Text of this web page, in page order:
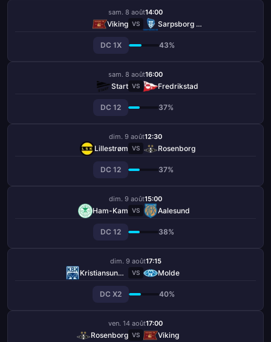
sam. 8 août14:00
Viking VS Sarpsborg 08 FF
DC 1X 43%
sam. 8 août16:00
Start VS Fredrikstad
DC 12 37%
dim. 9 août12:30
Lillestrøm VS Rosenborg
DC 12 37%
dim. 9 août15:00
Ham-Kam VS Aalesund
DC 12 38%
dim. 9 août17:15
Kristiansund BK VS Molde
DC X2 40%
ven. 14 août17:00
Rosenborg VS Viking